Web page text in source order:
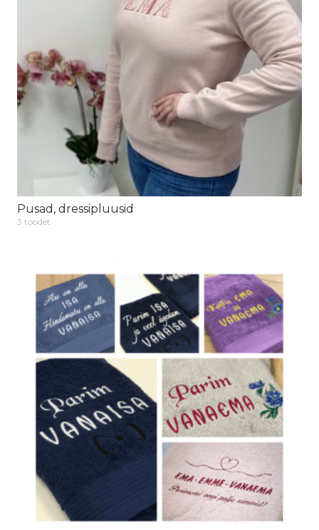
Pusad, dressipluusid
3 toodet